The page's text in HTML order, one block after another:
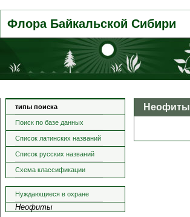
Флора Байкальской Сибири
типы поиска
Поиск по базе данных
Список латинских названий
Список русских названий
Схема классификации
Нуждающиеся в охране
Неофиты
Неофиты